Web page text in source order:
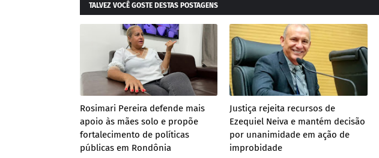
TALVEZ VOCÊ GOSTE DESTAS POSTAGENS
Rosimari Pereira defende mais
apoio às mães solo e propõe
fortalecimento de políticas
públicas em Rondônia
Justiça rejeita recursos de
Ezequiel Neiva e mantém decisão
por unanimidade em ação de
improbidade